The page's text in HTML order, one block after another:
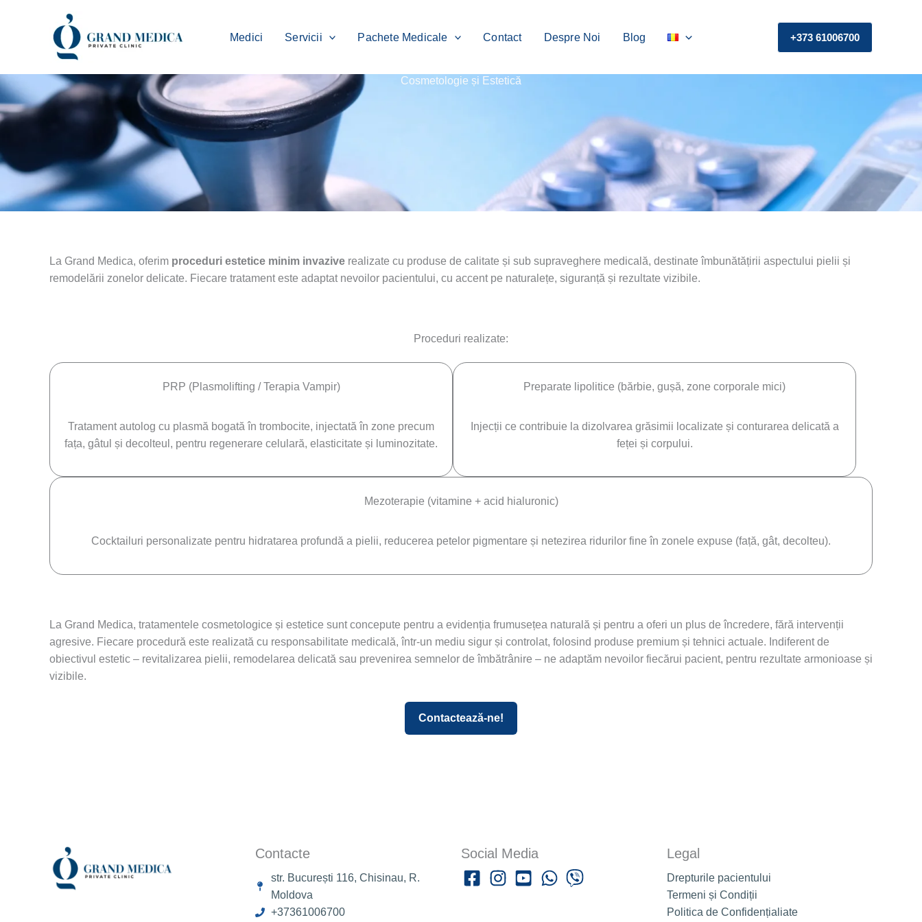
Medici Servicii Pachete Medicale Contact Despre Noi Blog +373 61006700
Cosmetologie și Estetică
La Grand Medica, oferim proceduri estetice minim invazive realizate cu produse de calitate și sub supraveghere medicală, destinate îmbunătățirii aspectului pielii și
remodelării zonelor delicate. Fiecare tratament este adaptat nevoilor pacientului, cu accent pe naturalețe, siguranță și rezultate vizibile.
Proceduri realizate:
PRP (Plasmolifting / Terapia Vampir)
Tratament autolog cu plasmă bogată în trombocite, injectată în zone precum
fața, gâtul și decolteul, pentru regenerare celulară, elasticitate și luminozitate.
Preparate lipolitice (bărbie, gușă, zone corporale mici)
Injecții ce contribuie la dizolvarea grăsimii localizate și conturarea delicată a
feței și corpului.
Mezoterapie (vitamine + acid hialuronic)
Cocktailuri personalizate pentru hidratarea profundă a pielii, reducerea petelor pigmentare și netezirea ridurilor fine în zonele expuse (față, gât, decolteu).
La Grand Medica, tratamentele cosmetologice și estetice sunt concepute pentru a evidenția frumusețea naturală și pentru a oferi un plus de încredere, fără intervenții
agresive. Fiecare procedură este realizată cu responsabilitate medicală, într-un mediu sigur și controlat, folosind produse premium și tehnici actuale. Indiferent de
obiectivul estetic – revitalizarea pielii, remodelarea delicată sau prevenirea semnelor de îmbătrânire – ne adaptăm nevoilor fiecărui pacient, pentru rezultate armonioase și
vizibile.
Contactează-ne!
Contacte
str. București 116, Chisinau, R.
Moldova
+37361006700
Social Media Legal
Drepturile pacientului
Termeni și Condiții
Politica de Confidențialiate